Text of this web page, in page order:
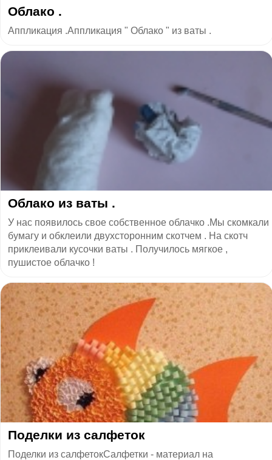
Облако .
Аппликация .Аппликация " Облако " из ваты .
Облако из ваты .
У нас появилось свое собственное облачко .Мы скомкали
бумагу и обклеили двухсторонним скотчем . На скотч
приклеивали кусочки ваты . Получилось мягкое ,
пушистое облачко !
Поделки из салфеток
Поделки из салфетокСалфетки - материал на